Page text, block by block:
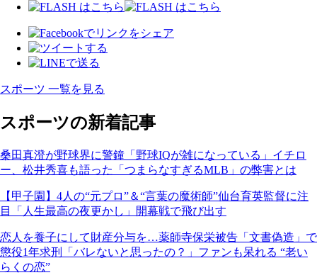
スポーツ 一覧を見る
スポーツの新着記事
桑田真澄が野球界に警鐘「野球IQが雑になっている」イチロ
ー、松井秀喜も語った「つまらなすぎるMLB」の弊害とは
【甲子園】4人の“元プロ”＆“言葉の魔術師”仙台育英監督に注
目「人生最高の夜更かし」開幕戦で飛び出す
恋人を養子にして財産分与を…薬師寺保栄被告「文書偽造」で
懲役1年求刑「バレないと思ったの？」ファンも呆れる “老い
らくの恋”